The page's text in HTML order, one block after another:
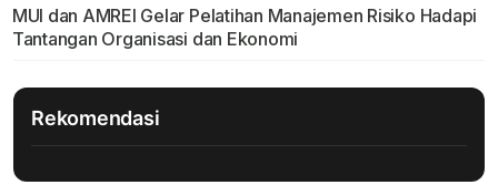
MUI dan AMREI Gelar Pelatihan Manajemen Risiko Hadapi
Tantangan Organisasi dan Ekonomi
Rekomendasi